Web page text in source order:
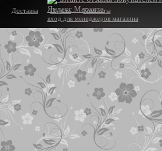
Доставка Оплата
Контакты
вход для менеджеров магазина